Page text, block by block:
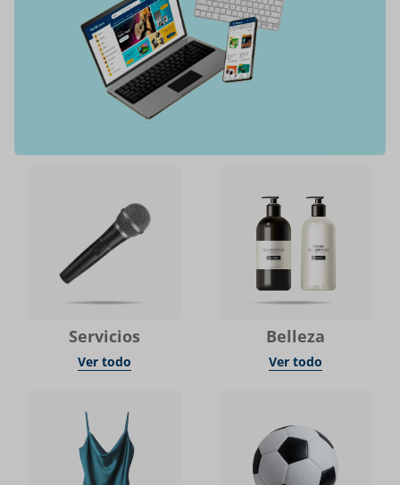
Servicios
Ver todo
Belleza
Ver todo